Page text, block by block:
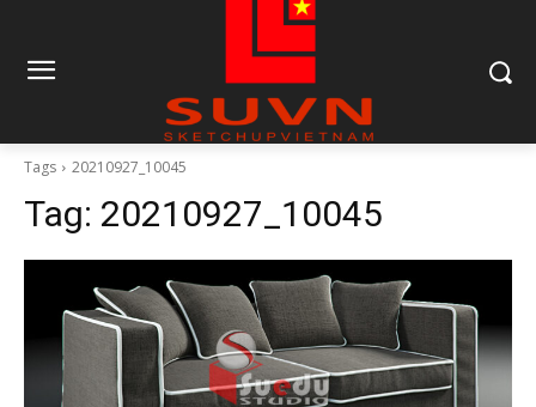
Tags 20210927_10045
Tag: 20210927_10045